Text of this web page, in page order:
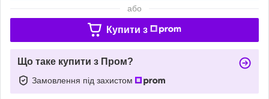
або
Купити з
Що таке купити з Пром?
Замовлення під захистом